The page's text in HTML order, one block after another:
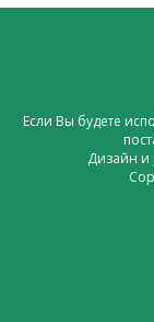
Если Вы будете
Дизайн и